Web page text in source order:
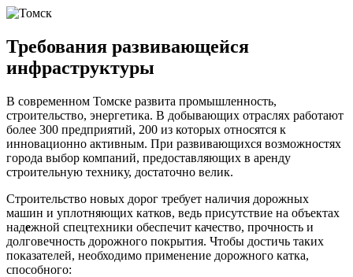
Требования развивающейся
инфраструктуры
В современном Томске развита промышленность,
строительство, энергетика. В добывающих отраслях работают
более 300 предприятий, 200 из которых относятся к
инновационно активным. При развивающихся возможностях
города выбор компаний, предоставляющих в аренду
строительную технику, достаточно велик.
Строительство новых дорог требует наличия дорожных
машин и уплотняющих катков, ведь присутствие на объектах
надежной спецтехники обеспечит качество, прочность и
долговечность дорожного покрытия. Чтобы достичь таких
показателей, необходимо применение дорожного катка,
способного: